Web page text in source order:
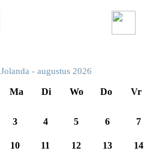
Jolanda - augustus 2026
Ma Di Wo Do Vr
3 4 5 6 7
10 11 12 13 14